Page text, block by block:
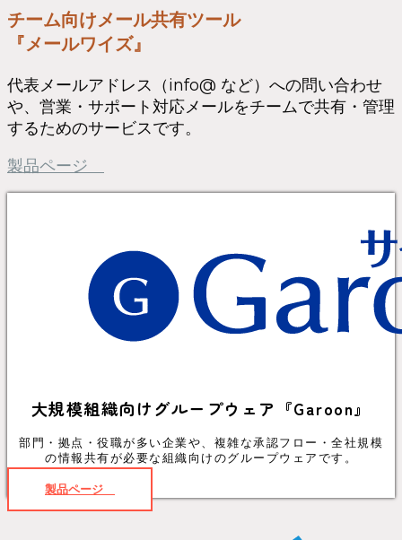
チーム向けメール共有ツール
『メールワイズ』
代表メールアドレス（info@ など）への問い合わせ
や、営業・サポート対応メールをチームで共有・管理
するためのサービスです。
製品ページ
大規模組織向けグループウェア『Garoon』
部門・拠点・役職が多い企業や、複雑な承認フロー・全社規模
の情報共有が必要な組織向けのグループウェアです。
製品ページ